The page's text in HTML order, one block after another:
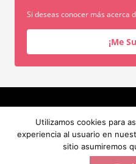
Si deseas conocer más acerca
¡Me
BLOG
SERVICIOS
Utilizamos cookies para
experiencia al usuario en
sitio asumiremos